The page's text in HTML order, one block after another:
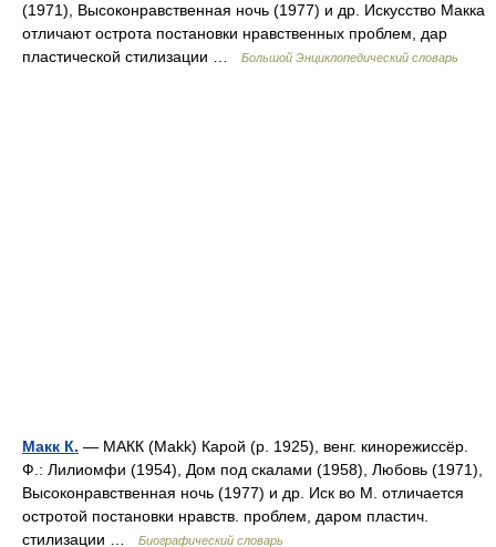
(1971), Высоконравственная ночь (1977) и др. Искусство Макка
отличают острота постановки нравственных проблем, дар
пластической стилизации …
Большой Энциклопедический словарь
Макк К. — МАКК (Makk) Карой (р. 1925), венг. кинорежиссёр.
Ф.: Лилиомфи (1954), Дом под скалами (1958), Любовь (1971),
Высоконравственная ночь (1977) и др. Иск во М. отличается
остротой постановки нравств. проблем, даром пластич.
стилизации …
Биографический словарь